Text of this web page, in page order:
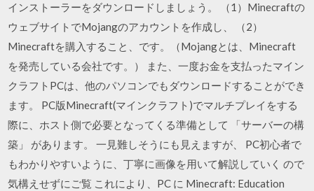
インストーラーをダウンロードしましょう。 （1）Minecraftの
ウェブサイトでMojangのアカウントを作成し、 （2）
Minecraftを購入すること、です。（Mojangとは、Minecraft
を発売している会社です。） また、一度お金を支払ったマイン
クラフトPCは、他のパソコンでもダウンロードすることができ
ます。 PC版Minecraft(マインクラフト)でマルチプレイをする
際に、ホスト側で必要となってくる準備として 「サーバーの構
築」 があります。 一見難しそうにも見えますが、 PC初心者で
もわかりやすいように、丁寧に画像を用いて解説していく ので
気構えせずにご覧 これにより、PC に Minecraft: Education